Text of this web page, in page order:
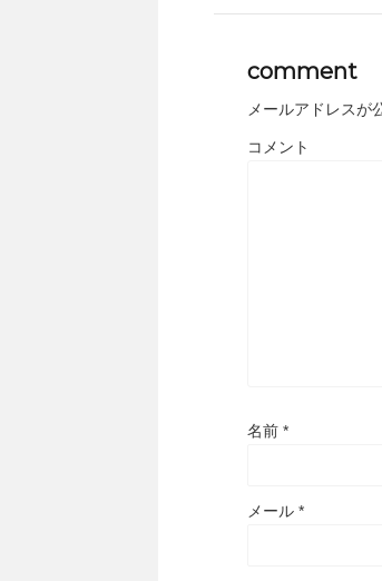
comment
メールアドレスが
コメント
名前 *
メール *